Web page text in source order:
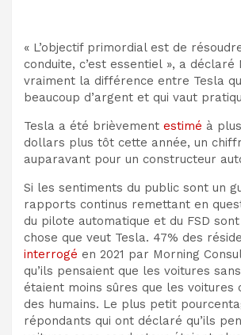
« L’objectif primordial est de
conduite, c’est essentiel », a déclaré
vraiment la différence entre Tesla
beaucoup d’argent et qui vaut
Tesla a été brièvement estimé à
dollars plus tôt cette année, un
auparavant pour un constructeur
Si les sentiments du public sont un
rapports continus remettant en
du pilote automatique et du FSD
chose que veut Tesla. 47% des
interrogé en 2021 par Morning
qu’ils pensaient que les voitures
étaient moins sûres que les voitures
des humains. Le plus petit
répondants qui ont déclaré qu’ils